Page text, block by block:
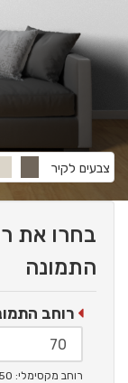
צבעים לקיר
בחרו את
התמונה
רוחב
רוחב מקסימלי: 150 ס"מ